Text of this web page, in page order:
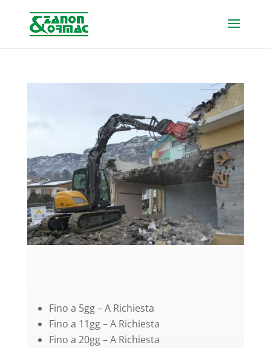
Fino a 5gg – A Richiesta
Fino a 11gg – A Richiesta
Fino a 20gg – A Richiesta